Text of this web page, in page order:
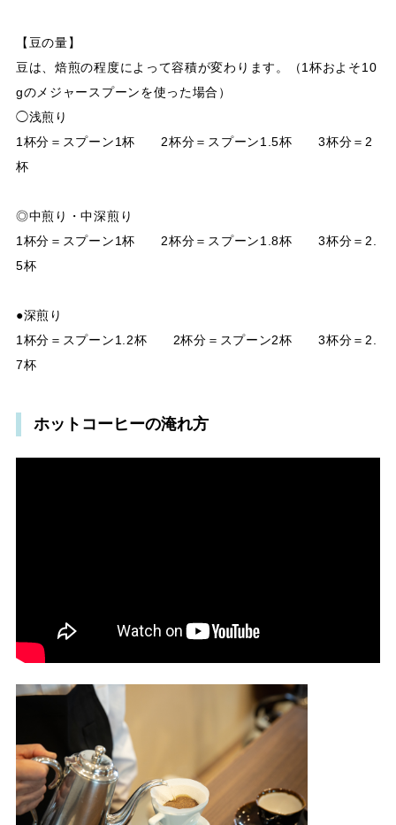
【豆の量】
豆は、焙煎の程度によって容積が変わります。（1杯およそ10
gのメジャースプーンを使った場合）
◯浅煎り
1杯分＝スプーン1杯 2杯分＝スプーン1.5杯 3杯分＝2
杯
◎中煎り・中深煎り
1杯分＝スプーン1杯 2杯分＝スプーン1.8杯 3杯分＝2.
5杯
●深煎り
1杯分＝スプーン1.2杯 2杯分＝スプーン2杯 3杯分＝2.
7杯
ホットコーヒーの淹れ方